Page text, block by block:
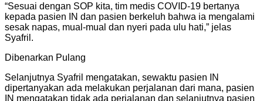
“Sesuai dengan SOP kita, tim medis COVID-19 bertanya
kepada pasien IN dan pasien berkeluh bahwa ia mengalami
sesak napas, mual-mual dan nyeri pada ulu hati,” jelas
Syafril.
Dibenarkan Pulang
Selanjutnya Syafril mengatakan, sewaktu pasien IN
dipertanyakan ada melakukan perjalanan dari mana, pasien
IN mengatakan tidak ada perjalanan dan selanjutnya pasien